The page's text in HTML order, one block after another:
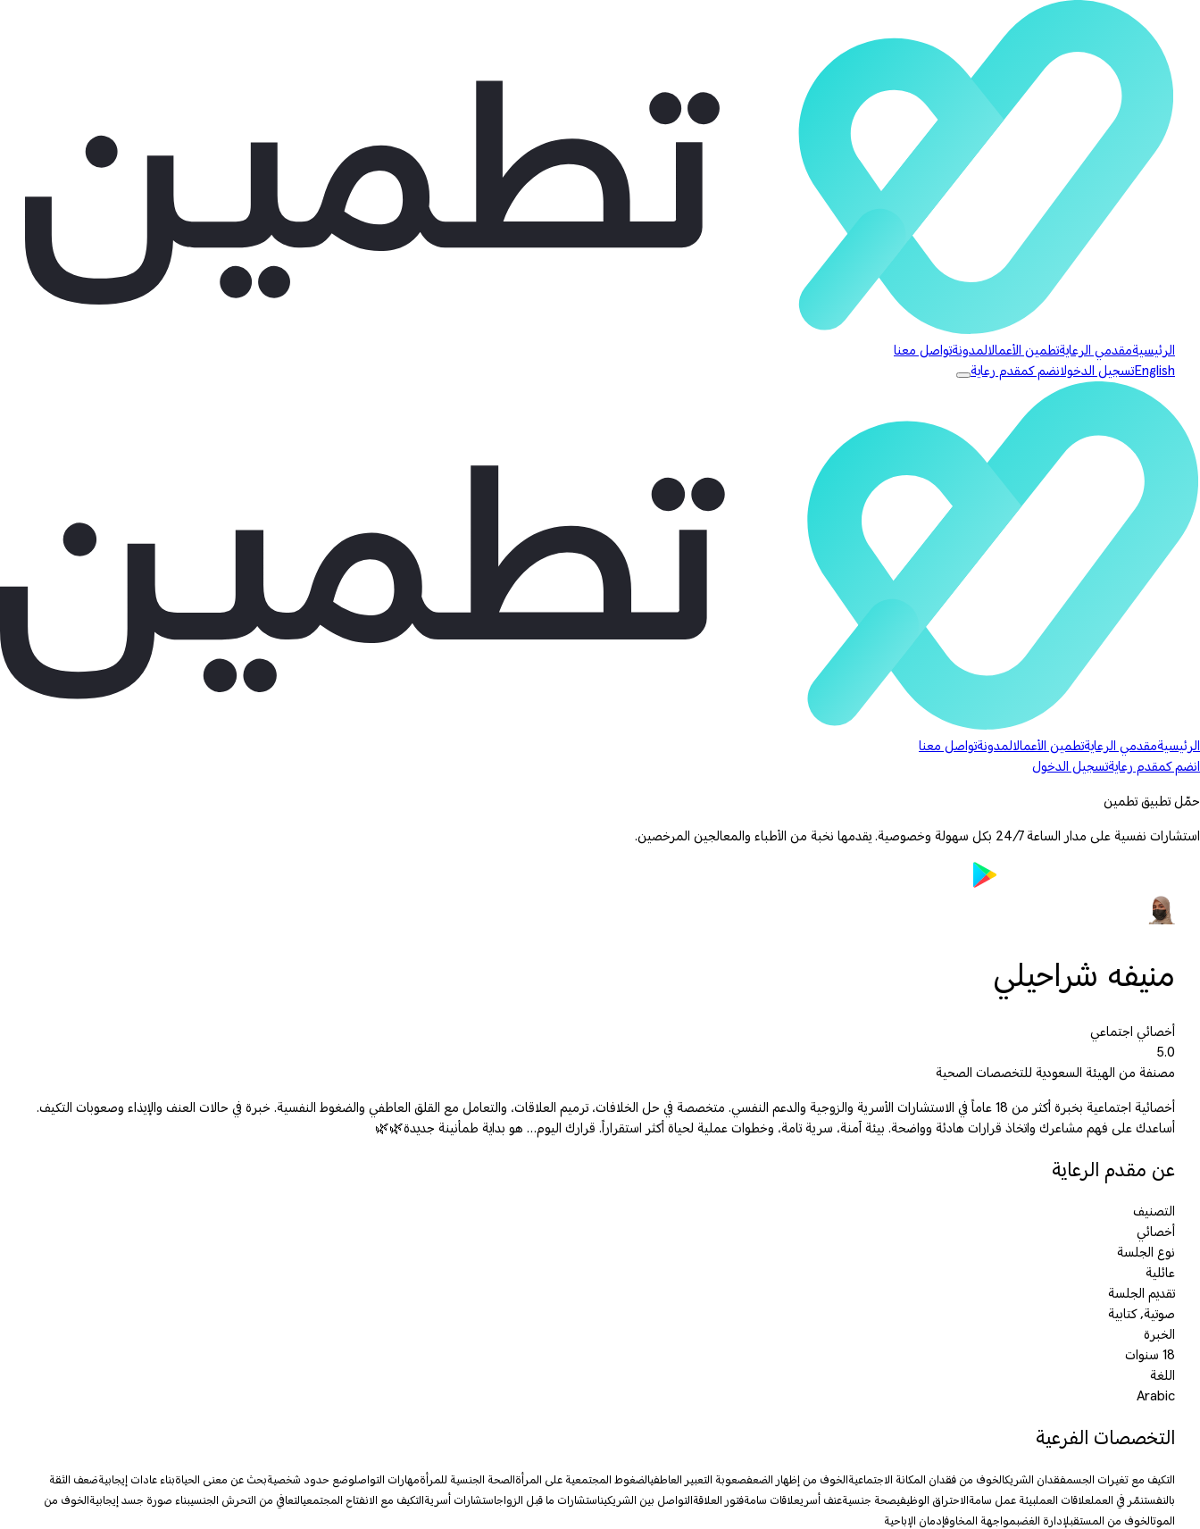
الرئيسيةمقدمي الرعايةتطمين الأعمالالمدونةتواصل معنا
English تسجيل الدخولانضم كمقدم رعاية
الرئيسيةمقدمي الرعايةتطمين الأعمالالمدونةتواصل معنا
انضم كمقدم رعايةتسجيل الدخول
حمّل تطبيق تطمين
استشارات نفسية على مدار الساعة 24/7 بكل سهولة وخصوصية. يقدمها نخبة من الأطباء والمعالجين المرخصين.
منيفه شراحيلي
أخصائي اجتماعي
5.0
مصنفة من الهيئة السعودية للتخصصات الصحية
أخصائية اجتماعية بخبرة أكثر من 18 عاماً في الاستشارات الأسرية والزوجية والدعم النفسي. متخصصة في حل الخلافات، ترميم العلاقات، والتعامل مع القلق العاطفي والضغوط النفسية. خبرة في حالات العنف والإيذاء وصعوبات التكيف.
أساعدك على فهم مشاعرك واتخاذ قرارات هادئة وواضحة. بيئة آمنة، سرية تامة، وخطوات عملية لحياة أكثر استقراراً. قرارك اليوم… هو بداية طمأنينة جديدة🌿🌿
عن مقدم الرعاية
التصنيف
أخصائي
نوع الجلسة
عائلية
تقديم الجلسة
صوتية, كتابية
الخبرة
18 سنوات
اللغة
Arabic
التخصصات الفرعية
التكيف مع تغيرات الجسمفقدان الشريكالخوف من فقدان المكانة الاجتماعية الخوف من إظهار الضعفصعوبة التعبير العاطفيالضغوط المجتمعية على المرأة الصحة الجنسية للمرأةمهارات التواصلوضع حدود شخصيةبحث عن معنى الحياةبناء عادات إيجابيةضعف الثقة
بالنفستنمّر في العملعلاقات العملبيئة عمل سامة الاحتراق الوظيفيصحة جنسيةعنف أسريعلاقات سامةفتور العلاقة التواصل بين الشريكيناستشارات ما قبل الزواجاستشارات أسرية التكيف مع الانفتاح المجتمعيالتعافي من التحرش الجنسيبناء صورة جسد إيجابية الخوف من
الموتالخوف من المستقبلإدارة الغضبمواجهة المخاوفإدمان الإباحية